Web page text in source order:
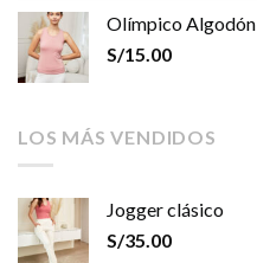
Olímpico Algodón
S/15.00
LOS MÁS VENDIDOS
Jogger clásico
S/35.00